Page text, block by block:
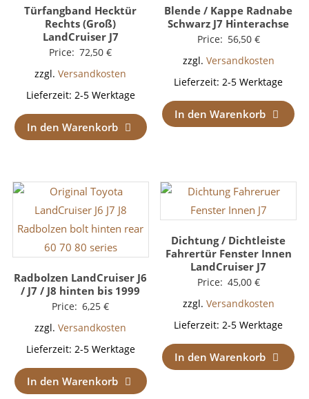
Türfangband Hecktür
Rechts (Groß)
LandCruiser J7
Price: 72,50€
zzgl.Versandkosten
Lieferzeit: 2-5 Werktage
In den Warenkorb
Blende / Kappe Radnabe
Schwarz J7 Hinterachse
Price: 56,50 €
zzgl. Versandkosten
Lieferzeit:2-5 Werktage
In den Warenkorb
Radbolzen LandCruiser J6
/ J7 / J8 hinten bis 1999
Price: 6,25€
zzgl.Versandkosten
Lieferzeit: 2-5 Werktage
In den Warenkorb
Dichtung / Dichtleiste
Fahrertür Fenster Innen
LandCruiser J7
Price: 45,00 €
zzgl. Versandkosten
Lieferzeit:2-5 Werktage
In den Warenkorb